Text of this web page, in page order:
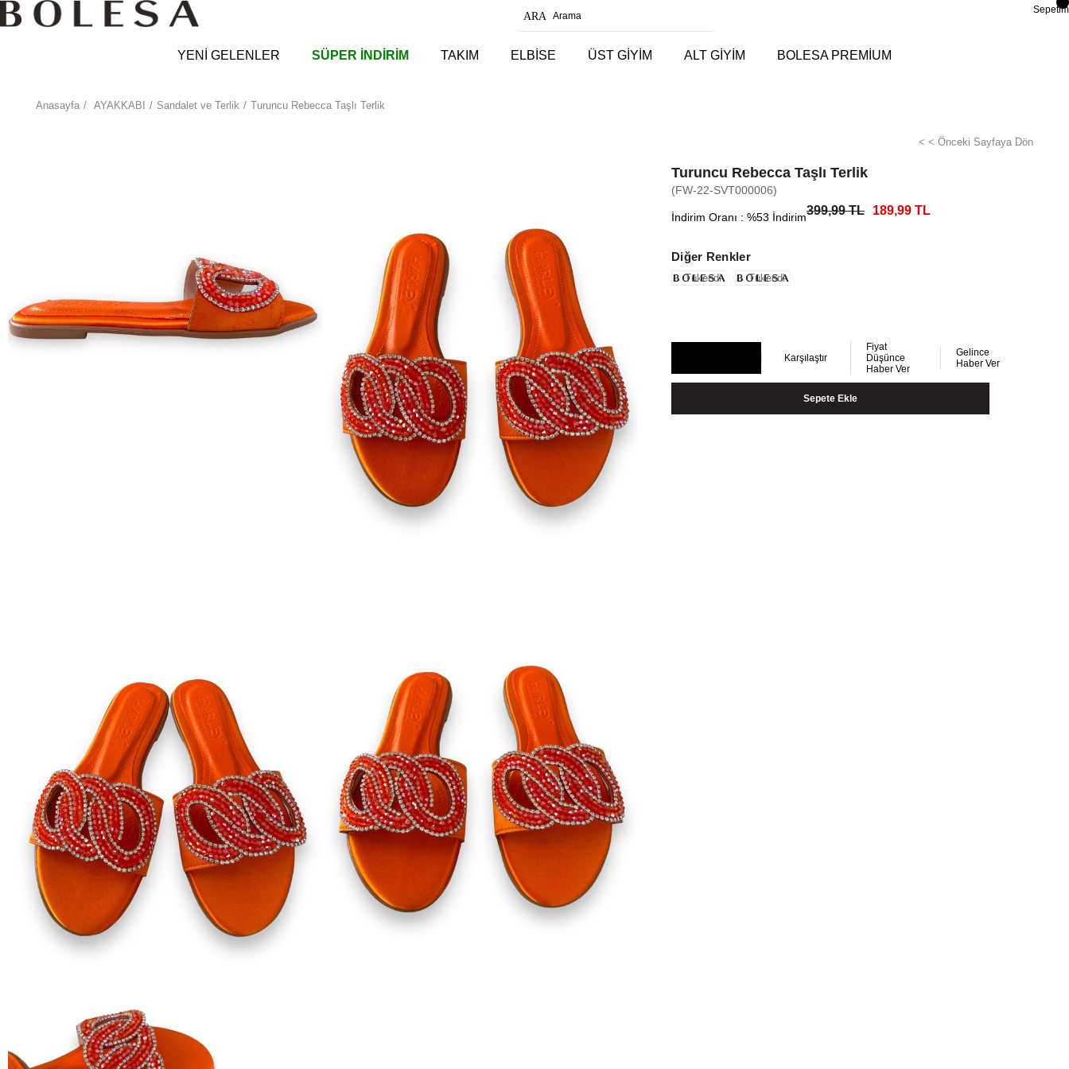
Sepetim
YENİ GELENLER SÜPER İNDİRİM TAKIM ELBİSE ÜST GİYİM ALT GİYİM BOLESA PREMİUM
Anasayfa AYAKKABI Sandalet ve Terlik Turuncu Rebecca Taşlı Terlik
< < Önceki Sayfaya Dön
Turuncu Rebecca Taşlı Terlik
(FW-22-SVT000006)
İndirim Oranı : %53 İndirim399,99 TL 189,99 TL
Diğer Renkler
Tükendi Tükendi
Karşılaştır
Fiyat
Düşünce
Haber Ver
Gelince
Haber Ver